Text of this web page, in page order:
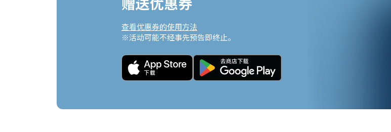
查看优惠券的使用方法
※活动可能不经事先预告即终止。